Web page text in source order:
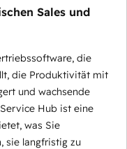
Sales und
die
die Produktivität mit
und wachsende
Hub ist eine
was Sie
sie langfristig zu